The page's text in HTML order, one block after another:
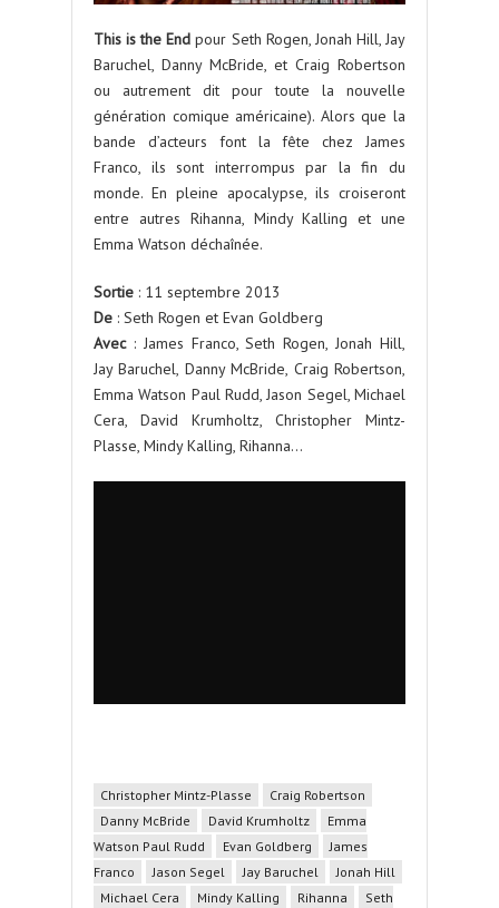
This is the End pour Seth Rogen, Jonah Hill, Jay
Baruchel, Danny McBride, et Craig Robertson
ou autrement dit pour toute la nouvelle
génération comique américaine). Alors que la
bande d’acteurs font la fête chez James
Franco, ils sont interrompus par la fin du
monde. En pleine apocalypse, ils croiseront
entre autres Rihanna, Mindy Kalling et une
Emma Watson déchaînée.
Sortie : 11 septembre 2013
De : Seth Rogen et Evan Goldberg
Avec: James Franco, Seth Rogen, Jonah Hill,
Jay Baruchel, Danny McBride, Craig Robertson,
Emma Watson Paul Rudd, Jason Segel, Michael
Cera, David Krumholtz, Christopher Mintz-
Plasse, Mindy Kalling, Rihanna…
Christopher Mintz-Plasse
Craig Robertson
Danny McBride
David Krumholtz
Emma
Watson Paul Rudd
Evan Goldberg
James
Franco
Jason Segel Jay Baruchel
Jonah Hill
Michael Cera
Mindy Kalling Rihanna
Seth